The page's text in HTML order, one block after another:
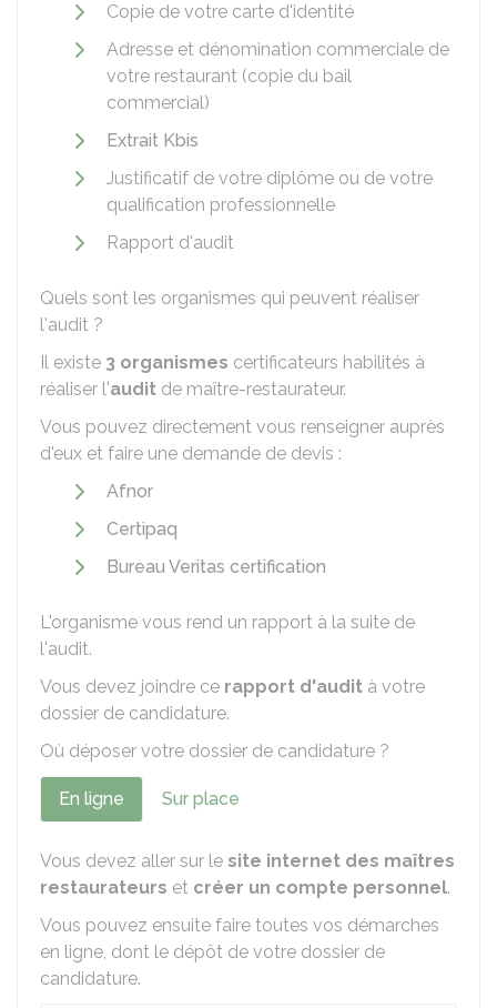
Copie de votre carte d'identité
Adresse et dénomination commerciale de
votre restaurant (copie du bail
commercial)
Extrait Kbis
Justificatif de votre diplôme ou de votre
qualification professionnelle
Rapport d'audit
Quels sont les organismes qui peuvent réaliser
l'audit ?
Il existe 3 organismes certificateurs habilités à
réaliser l'audit de maître-restaurateur.
Vous pouvez directement vous renseigner auprès
d'eux et faire une demande de devis :
Afnor
Certipaq
Bureau Veritas certification
L'organisme vous rend un rapport à la suite de
l'audit.
Vous devez joindre ce rapport d'audit à votre
dossier de candidature.
Où déposer votre dossier de candidature ?
En ligne Sur place
Vous devez aller sur le site internet des maîtres
restaurateurs et créer un compte personnel.
Vous pouvez ensuite faire toutes vos démarches
en ligne, dont le dépôt de votre dossier de
candidature.